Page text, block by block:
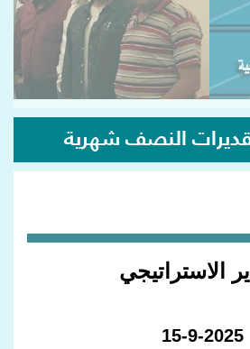
النصف شهرية
الاستراتيجي
15-9-2025